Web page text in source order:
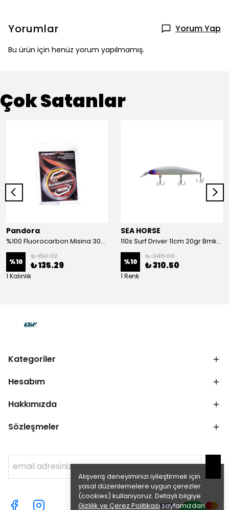
Alışveriş deneyiminizi iyileştirmek için
yasal düzenlemelere uygun çerezler
(cookies) kullanıyoruz. Detaylı bilgiye
Gizlilik ve Çerez Politikasısayfamızdan
Yorumlar Yorum Yap
Bu ürün için henüz yorum yapılmamış.
Çok Satanlar
Pandora
%100 Fluorocarbon Misina 30mt 0,41mm
%10
₺ 150.32
₺ 135.29
1 Kalınlık
SEA HORSE
110s Surf Driver 11cm 20gr Bmk-05#
%10
₺ 345.00
₺ 310.50
1 Renk
Kategoriler
Hesabım
Hakkımızda
Sözleşmeler